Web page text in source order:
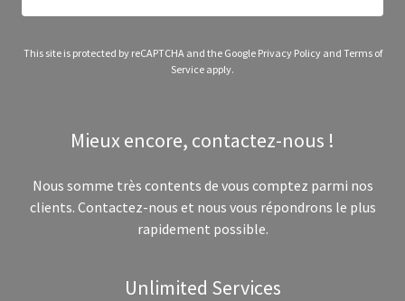
This site is protected by reCAPTCHA and the Google Privacy Policyand Terms of
Service apply.
Mieux encore, contactez-nous !
Nous somme très contents de vous comptez parmi nos
clients. Contactez-nous et nous vous répondrons le plus
rapidement possible.
Unlimited Services